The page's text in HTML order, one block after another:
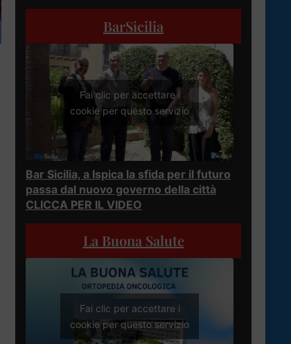
BarSicilia
Fai clic per accettare i
cookie per questo servizio
Bar Sicilia, a Ispica la sfida per il futuro
passa dal nuovo governo della città
CLICCA PER IL VIDEO
La Buona Salute
Fai clic per accettare i
cookie per questo servizio